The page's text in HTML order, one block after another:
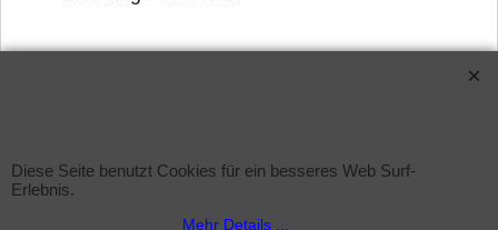
Diese Seite benutzt Cookies für ein besseres Web Surf-
Erlebnis.
Mehr Details ...